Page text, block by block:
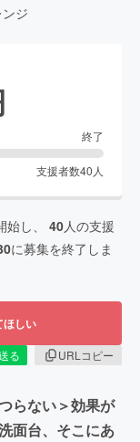
ジ
終了
支援者数40 人
始し、 40人の支援
に募集を終了しま
ほしい
る
URLコピー
らない＞効果が
面台、そこにあ